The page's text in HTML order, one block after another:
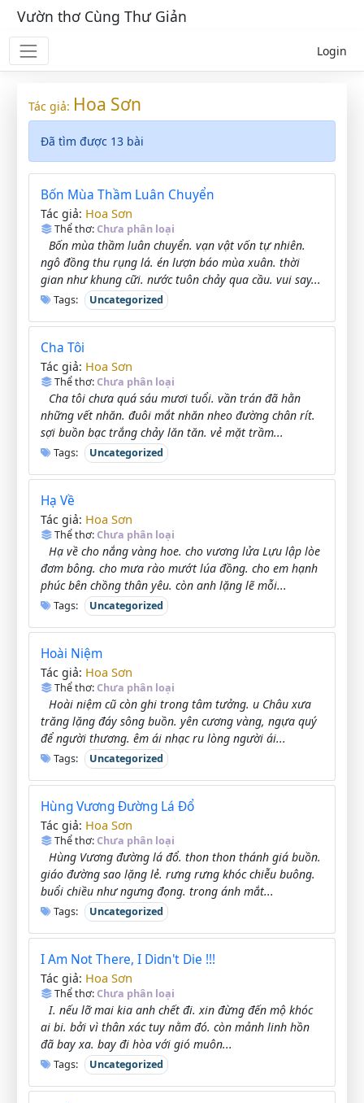
Vườn thơ Cùng Thư Giản
Login
Tác giả: Hoa Sơn
Đã tìm được 13 bài
Bốn Mùa Thầm Luân Chuyển
Tác giả: Hoa Sơn
Thể thơ:Chưa phân loại
Bốn mùa thầm luân chuyển. vạn vật vốn tự nhiên.
ngô đồng thu rụng lá. én lượn báo mùa xuân. thời
gian như khung cữi. nước tuôn chảy qua cầu. vui say...
Tags: Uncategorized
Cha Tôi
Tác giả: Hoa Sơn
Thể thơ:Chưa phân loại
Cha tôi chưa quá sáu mươi tuổi. vần trán đã hằn
những vết nhăn. đuôi mắt nhăn nheo đường chân rít.
sợi buồn bạc trắng chảy lăn tăn. vẻ mặt trầm...
Tags: Uncategorized
Hạ Về
Tác giả: Hoa Sơn
Thể thơ:Chưa phân loại
Hạ về cho nắng vàng hoe. cho vương lửa Lựu lập lòe
đơm bông. cho mưa rào mướt lúa đồng. cho em hạnh
phúc bên chồng thân yêu. còn anh lặng lẽ mỗi...
Tags: Uncategorized
Hoài Niệm
Tác giả: Hoa Sơn
Thể thơ:Chưa phân loại
Hoài niệm cũ còn ghi trong tâm tưởng. u Châu xưa
trăng lặng đáy sông buồn. yên cương vàng, ngựa quý
để người thương. êm ái nhạc ru lòng người ái...
Tags: Uncategorized
Hùng Vương Đường Lá Đổ
Tác giả: Hoa Sơn
Thể thơ:Chưa phân loại
Hùng Vương đường lá đổ. thon thon thánh giá buồn.
giáo đường sao lặng lẻ. rưng rưng khóc chiễu buông.
buổi chiều như ngưng đọng. trong ánh mắt...
Tags: Uncategorized
I Am Not There, I Didn't Die !!!
Tác giả: Hoa Sơn
Thể thơ:Chưa phân loại
I. nếu lỡ mai kia anh chết đi. xin đừng đến mộ khóc
ai bi. bởi vì thân xác tuy nằm đó. còn mảnh linh hồn
đã bay xa. bay đi hòa với gió muôn...
Tags: Uncategorized